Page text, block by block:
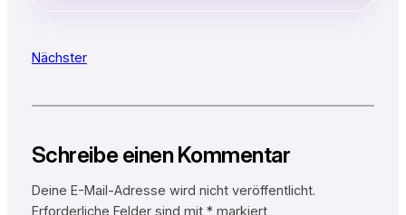
Nächster
Schreibe einen Kommentar
Deine E-Mail-Adresse wird nicht veröffentlicht.
Erforderliche Felder sind mit *markiert